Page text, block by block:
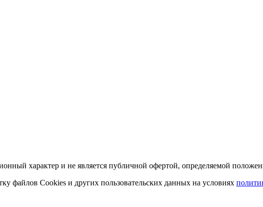
характер и не является публичной офертой, определяемой
файлов Cookies и других пользовательских данных на условиях